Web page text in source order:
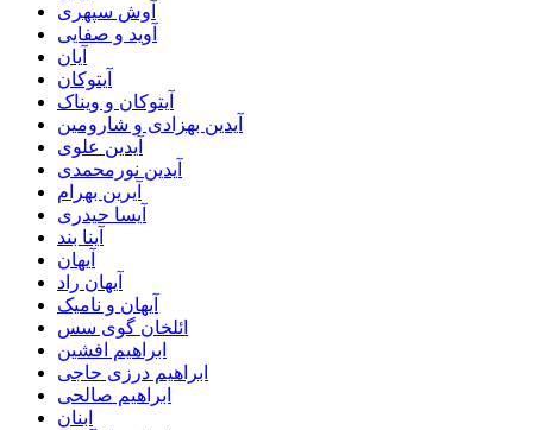
آوش سپهری
آوید و صفایی
آیان
آیتوکان
آیتوکان و ویناک
آیدین بهزادی و شارومین
آیدین علوی
آیدین نورمحمدی
آیرین بهرام
آیسا حیدری
آینا بند
آیهان
آیهان راد
آیهان و نامیک
ائلخان گوی سس
ابراهیم افشین
ابراهیم درزی حاجی
ابراهیم صالحی
ابنان